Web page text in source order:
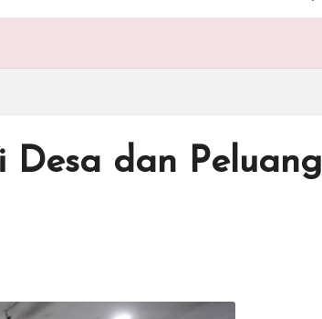
Desa dan Peluang